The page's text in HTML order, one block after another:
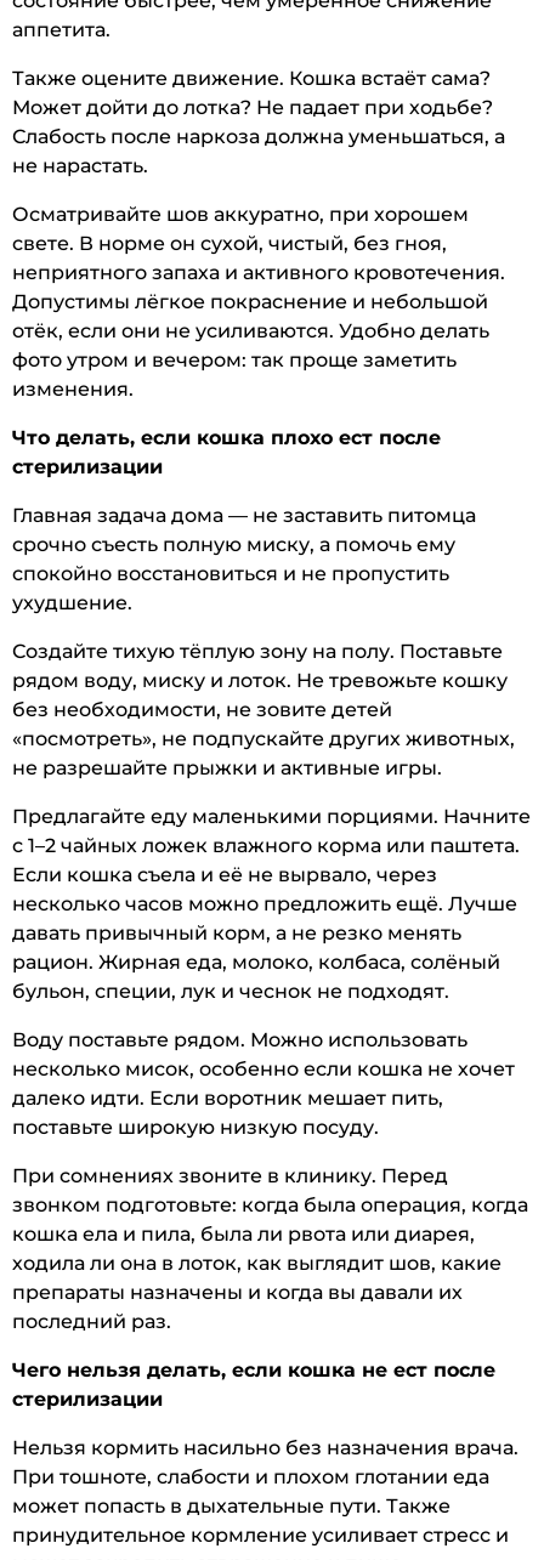
аппетита.
Также оцените движение. Кошка встаёт сама?
Может дойти до лотка? Не падает при ходьбе?
Слабость после наркоза должна уменьшаться, а
не нарастать.
Осматривайте шов аккуратно, при хорошем
свете. В норме он сухой, чистый, без гноя,
неприятного запаха и активного кровотечения.
Допустимы лёгкое покраснение и небольшой
отёк, если они не усиливаются. Удобно делать
фото утром и вечером: так проще заметить
изменения.
Что делать, если кошка плохо ест после
стерилизации
Главная задача дома — не заставить питомца
срочно съесть полную миску, а помочь ему
спокойно восстановиться и не пропустить
ухудшение.
Создайте тихую тёплую зону на полу. Поставьте
рядом воду, миску и лоток. Не тревожьте кошку
без необходимости, не зовите детей
«посмотреть», не подпускайте других животных,
не разрешайте прыжки и активные игры.
Предлагайте еду маленькими порциями. Начните
с 1–2 чайных ложек влажного корма или паштета.
Если кошка съела и её не вырвало, через
несколько часов можно предложить ещё. Лучше
давать привычный корм, а не резко менять
рацион. Жирная еда, молоко, колбаса, солёный
бульон, специи, лук и чеснок не подходят.
Воду поставьте рядом. Можно использовать
несколько мисок, особенно если кошка не хочет
далеко идти. Если воротник мешает пить,
поставьте широкую низкую посуду.
При сомнениях звоните в клинику. Перед
звонком подготовьте: когда была операция, когда
кошка ела и пила, была ли рвота или диарея,
ходила ли она в лоток, как выглядит шов, какие
препараты назначены и когда вы давали их
последний раз.
Чего нельзя делать, если кошка не ест после
стерилизации
Нельзя кормить насильно без назначения врача.
При тошноте, слабости и плохом глотании еда
может попасть в дыхательные пути. Также
принудительное кормление усиливает стресс и